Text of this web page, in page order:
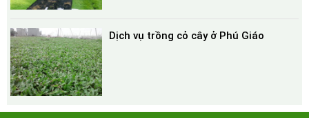
Dịch vụ trồng cỏ cây ở Phú Giáo